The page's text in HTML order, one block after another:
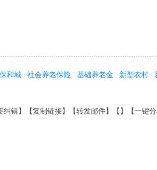
保和城 社会养老保险 基础养老金 新型农村
纠错】【复制链接】【转发邮件】【 】 【一键